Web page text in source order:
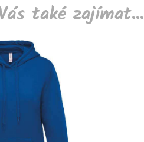
také zajímat...